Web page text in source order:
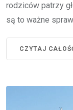
rodziców patrzy
są to ważne
CZYTAJ